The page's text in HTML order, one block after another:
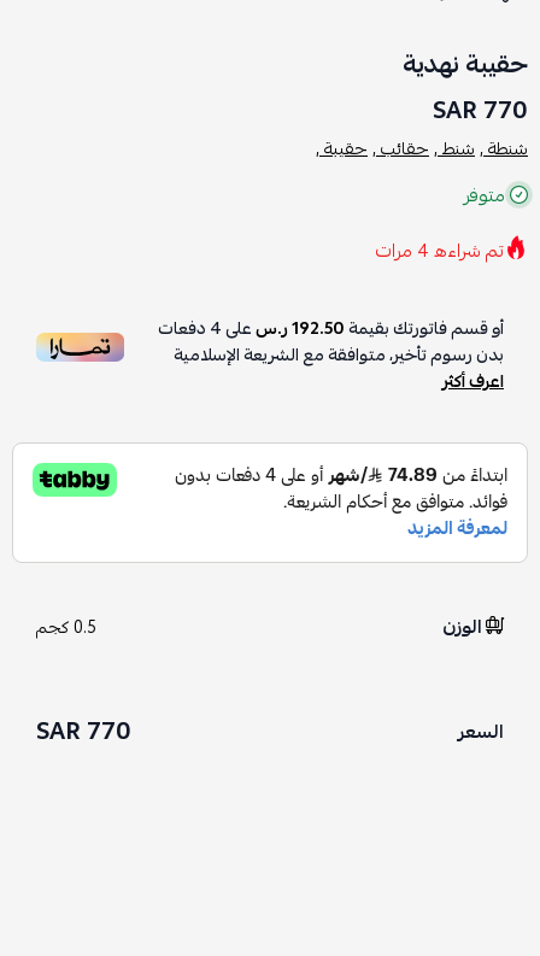
حقيبة نهدية
770 SAR
شنطة ,شنط ,حقائب ,حقيبة ,
متوفر
تم شراءه4 مرات
أو قسم فاتورتك بقيمة192.50 ر.س على4دفعات
بدون رسوم تأخير، متوافقة مع الشريعة الإسلامية
اعرف أكثر
الوزن 0.5 كجم
السعر 770 SAR